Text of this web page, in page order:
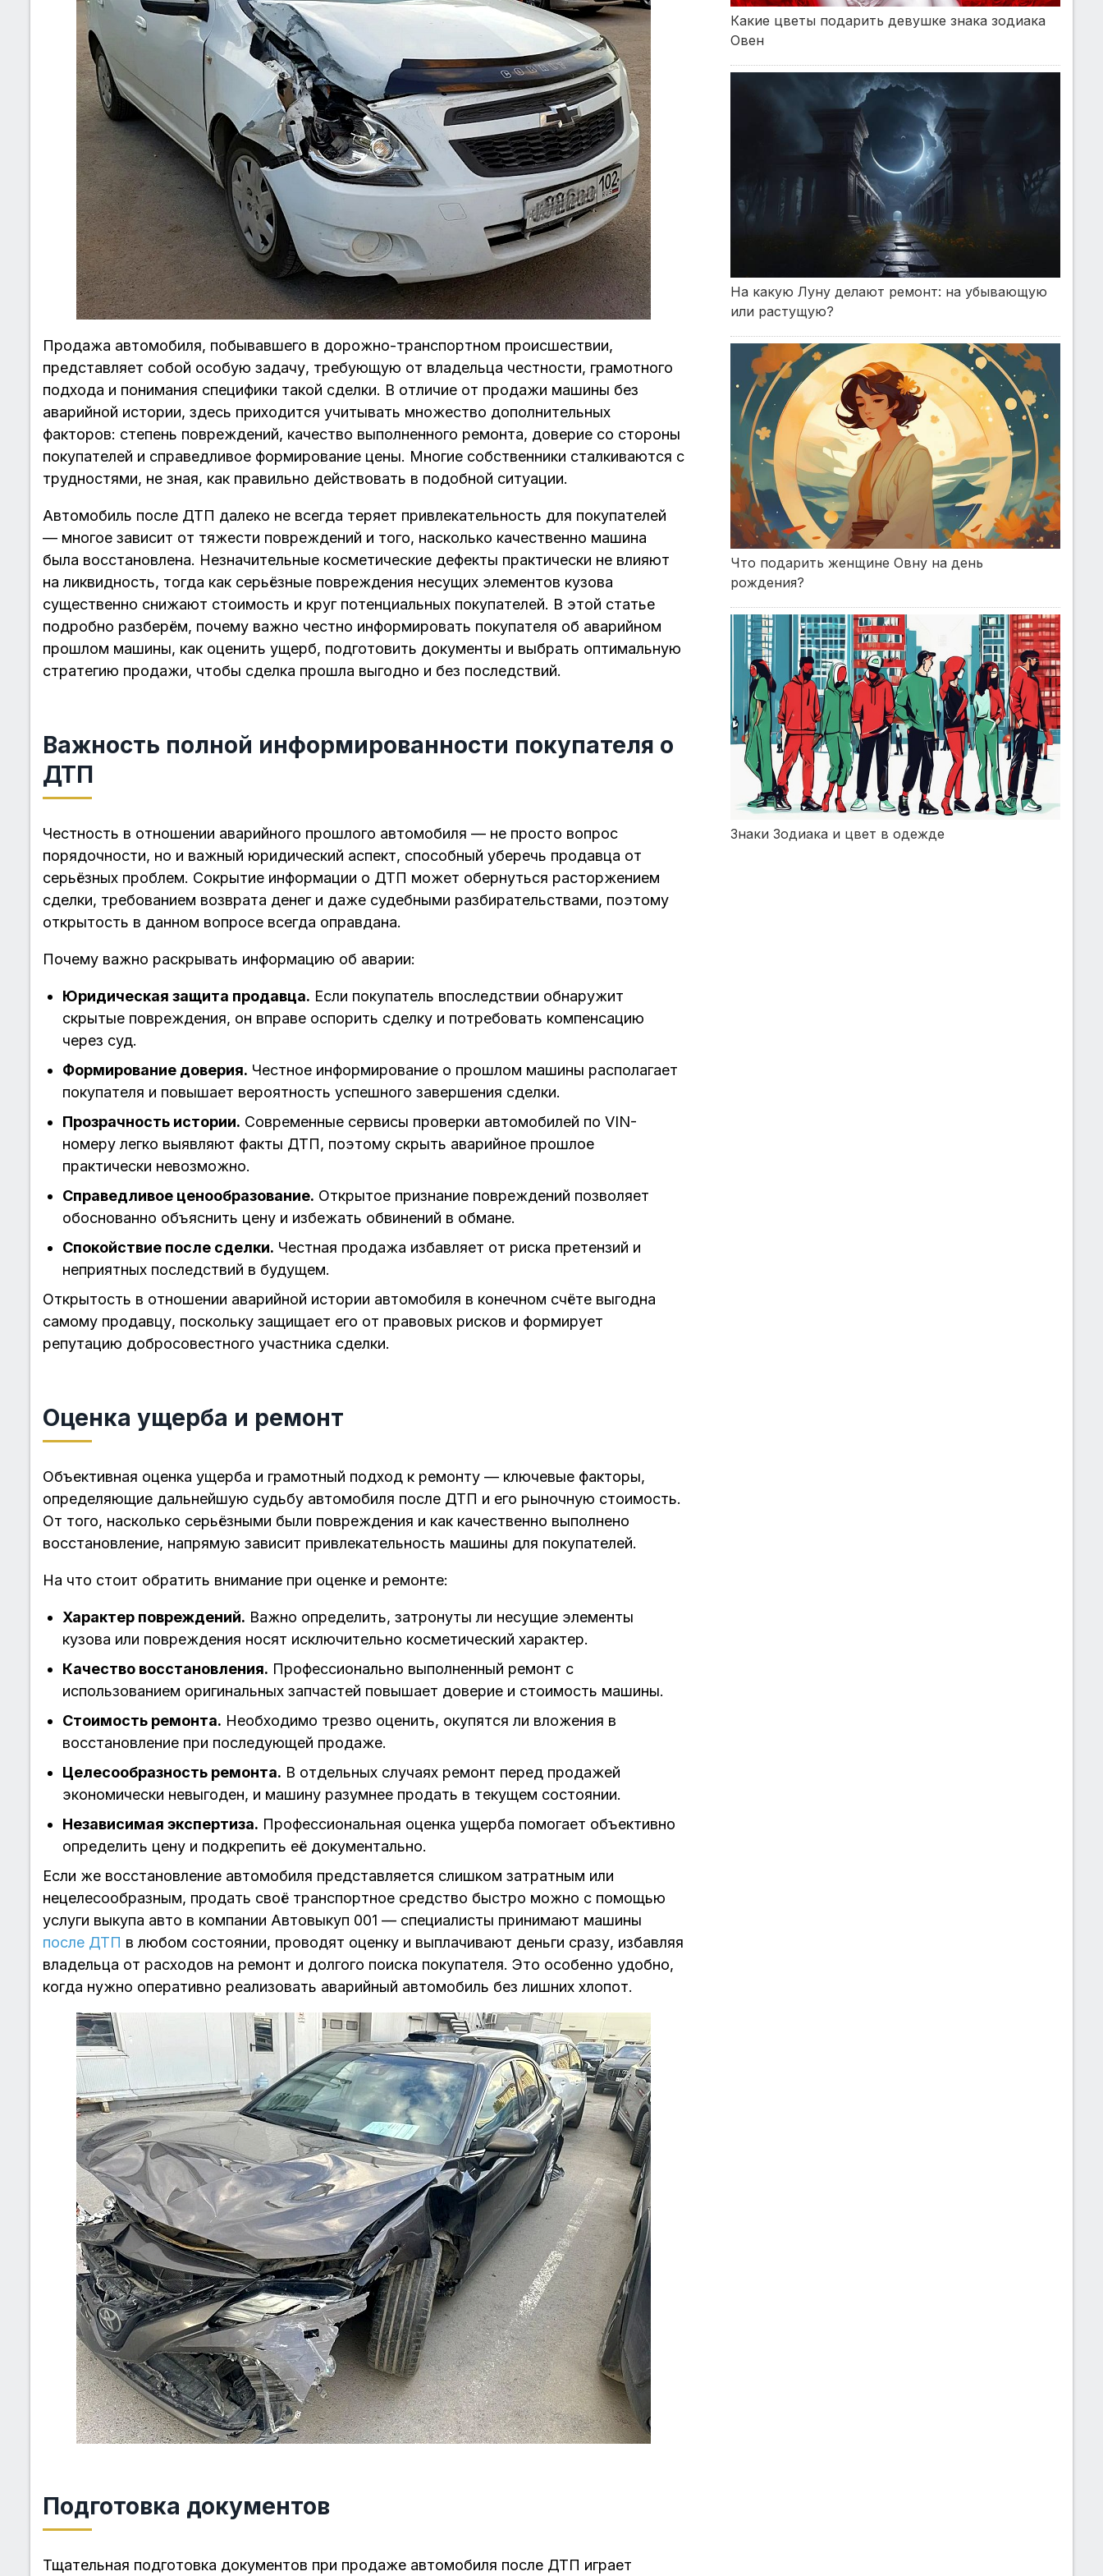
Продажа автомобиля, побывавшего в дорожно-транспортном происшествии,
представляет собой особую задачу, требующую от владельца честности, грамотного
подхода и понимания специфики такой сделки. В отличие от продажи машины без
аварийной истории, здесь приходится учитывать множество дополнительных
факторов: степень повреждений, качество выполненного ремонта, доверие со стороны
покупателей и справедливое формирование цены. Многие собственники сталкиваются с
трудностями, не зная, как правильно действовать в подобной ситуации.
Автомобиль после ДТП далеко не всегда теряет привлекательность для покупателей
— многое зависит от тяжести повреждений и того, насколько качественно машина
была восстановлена. Незначительные косметические дефекты практически не влияют
на ликвидность, тогда как серьёзные повреждения несущих элементов кузова
существенно снижают стоимость и круг потенциальных покупателей. В этой статье
подробно разберём, почему важно честно информировать покупателя об аварийном
прошлом машины, как оценить ущерб, подготовить документы и выбрать оптимальную
стратегию продажи, чтобы сделка прошла выгодно и без последствий.
Важность полной информированности покупателя о
ДТП
Честность в отношении аварийного прошлого автомобиля — не просто вопрос
порядочности, но и важный юридический аспект, способный уберечь продавца от
серьёзных проблем. Сокрытие информации о ДТП может обернуться расторжением
сделки, требованием возврата денег и даже судебными разбирательствами, поэтому
открытость в данном вопросе всегда оправдана.
Почему важно раскрывать информацию об аварии:
Юридическая защита продавца. Если покупатель впоследствии обнаружит
скрытые повреждения, он вправе оспорить сделку и потребовать компенсацию
через суд.
Формирование доверия. Честное информирование о прошлом машины располагает
покупателя и повышает вероятность успешного завершения сделки.
Прозрачность истории. Современные сервисы проверки автомобилей по VIN-
номеру легко выявляют факты ДТП, поэтому скрыть аварийное прошлое
практически невозможно.
Справедливое ценообразование. Открытое признание повреждений позволяет
обоснованно объяснить цену и избежать обвинений в обмане.
Спокойствие после сделки. Честная продажа избавляет от риска претензий и
неприятных последствий в будущем.
Открытость в отношении аварийной истории автомобиля в конечном счёте выгодна
самому продавцу, поскольку защищает его от правовых рисков и формирует
репутацию добросовестного участника сделки.
Оценка ущерба и ремонт
Объективная оценка ущерба и грамотный подход к ремонту — ключевые факторы,
определяющие дальнейшую судьбу автомобиля после ДТП и его рыночную стоимость.
От того, насколько серьёзными были повреждения и как качественно выполнено
восстановление, напрямую зависит привлекательность машины для покупателей.
На что стоит обратить внимание при оценке и ремонте:
Характер повреждений. Важно определить, затронуты ли несущие элементы
кузова или повреждения носят исключительно косметический характер.
Качество восстановления. Профессионально выполненный ремонт с
использованием оригинальных запчастей повышает доверие и стоимость машины.
Стоимость ремонта. Необходимо трезво оценить, окупятся ли вложения в
восстановление при последующей продаже.
Целесообразность ремонта. В отдельных случаях ремонт перед продажей
экономически невыгоден, и машину разумнее продать в текущем состоянии.
Независимая экспертиза. Профессиональная оценка ущерба помогает объективно
определить цену и подкрепить её документально.
Если же восстановление автомобиля представляется слишком затратным или
нецелесообразным, продать своё транспортное средство быстро можно с помощью
услуги выкупа авто в компании Автовыкуп 001 — специалисты принимают машины
после ДТП в любом состоянии, проводят оценку и выплачивают деньги сразу, избавляя
владельца от расходов на ремонт и долгого поиска покупателя. Это особенно удобно,
когда нужно оперативно реализовать аварийный автомобиль без лишних хлопот.
Подготовка документов
Тщательная подготовка документов при продаже автомобиля после ДТП играет
Какие цветы подарить девушке знака зодиака
Овен
На какую Луну делают ремонт: на убывающую
или растущую?
Что подарить женщине Овну на день
рождения?
Знаки Зодиака и цвет в одежде